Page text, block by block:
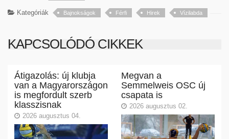
Kategóriák Bajnokságok Férfi Hirek Vízilabda
KAPCSOLÓDÓ CIKKEK
Átigazolás: új klubja
van a Magyarországon
is megfordult szerb
klasszisnak
2026 augusztus 04.
Megvan a
Semmelweis OSC új
csapata is
2026 augusztus 02.